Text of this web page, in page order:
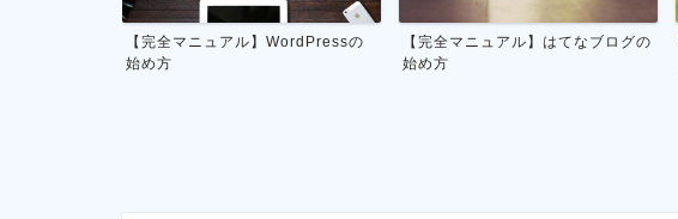
【完全マニュアル】WordPressの
始め方
【完全マニュアル】はてなブログの
始め方